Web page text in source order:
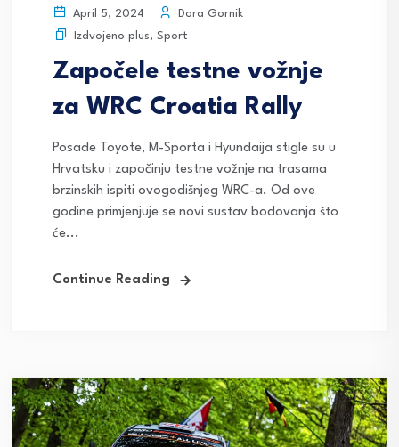
April 5, 2024
Dora Gornik
Izdvojeno plus, Sport
Započele testne vožnje
za WRC Croatia Rally
Posade Toyote, M-Sporta i Hyundaija stigle su u
Hrvatsku i započinju testne vožnje na trasama
brzinskih ispiti ovogodišnjeg WRC-a. Od ove
godine primjenjuje se novi sustav bodovanja što
će...
Continue Reading